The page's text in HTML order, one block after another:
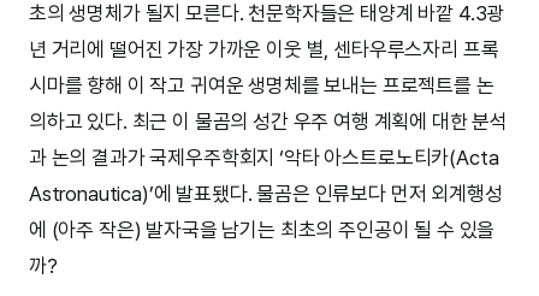
초의 생명체가 될지 모른다. 천문학자들은 태양계 바깥 4.3광
년 거리에 떨어진 가장 가까운 이웃 별, 센타우루스자리 프록
시마를 향해 이 작고 귀여운 생명체를 보내는 프로젝트를 논
의하고 있다. 최근 이 물곰의 성간 우주 여행 계획에 대한 분석
과 논의 결과가 국제우주학회지 ‘악타 아스트로노티카(Acta
Astronautica)’에 발표됐다. 물곰은 인류보다 먼저 외계행성
에 (아주 작은) 발자국을 남기는 최초의 주인공이 될 수 있을
까?